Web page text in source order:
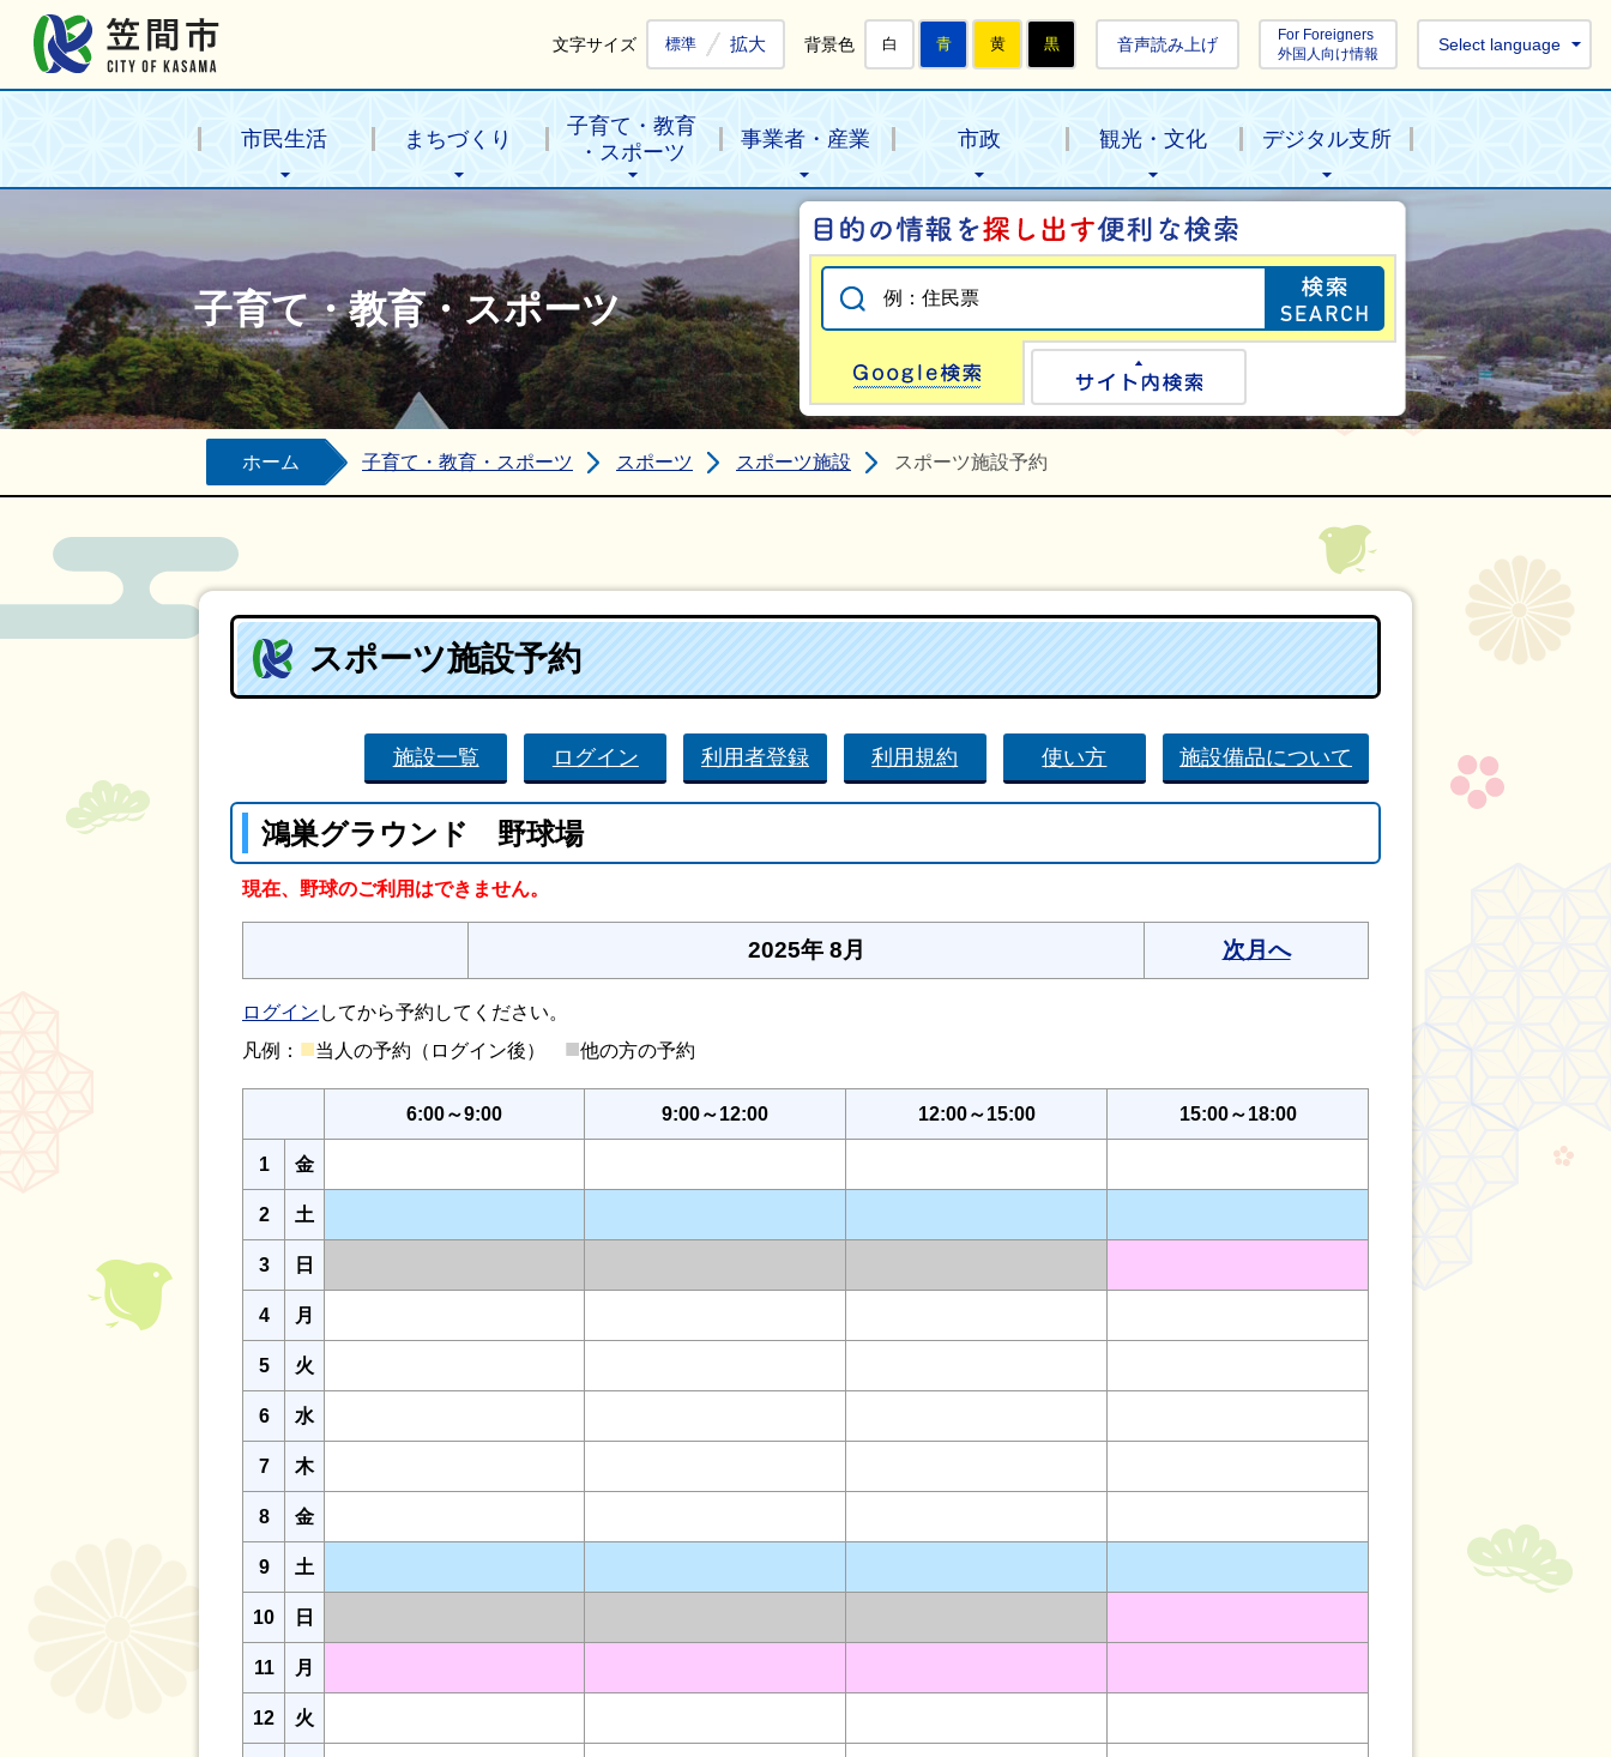
文字サイズ 標準 拡大 背景色 白 青 黄 黒 音声読み上げ
For Foreigners
外国人向け情報
Select language
市民生活 まちづくり
子育て・教育
・スポーツ
事業者・産業 市政 観光・文化 デジタル支所
子育て・教育・スポーツ
目的の情報を探
Google検索
ホーム 子育て・教育・スポーツ スポーツ スポーツ施設 スポーツ施設予約
スポーツ施設予約
施設一覧 ログイン 利用者登録 利用規約 使い方 施設備品について
鴻巣グラウンド 野球場
現在、野球のご利用はできません。
2025年 8月 次月へ
ログイン してから予約してください。
凡例： ■当人の予約（ログイン後） ■他の方の予約
6:00～9:00 9:00～12:00 12:00～15:00 15:00～18:00
1 金
2 土
3 日
4 月
5 火
6 水
7 木
8 金
9 土
10 日
11 月
12 火